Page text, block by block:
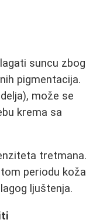
suncu zbog
pigmentacija.
može se
krema sa
tretmana.
periodu koža
ljuštenja.